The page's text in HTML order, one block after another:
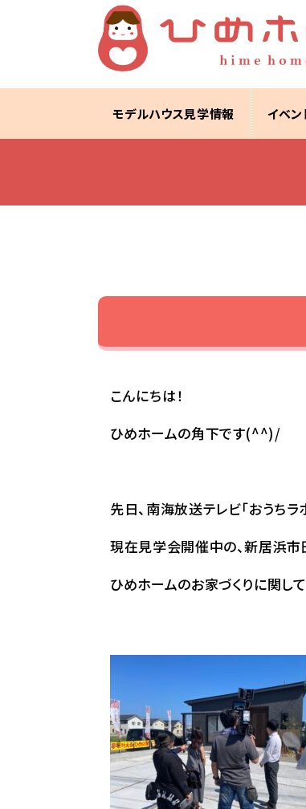
モデルハウス見学情報 イベ
こんにちは！
ひめホームの角下です(^^)/
先日、南海放送テレビ「おうちラ
現在見学会開催中の、新居浜市
ひめホームのお家づくりに関して